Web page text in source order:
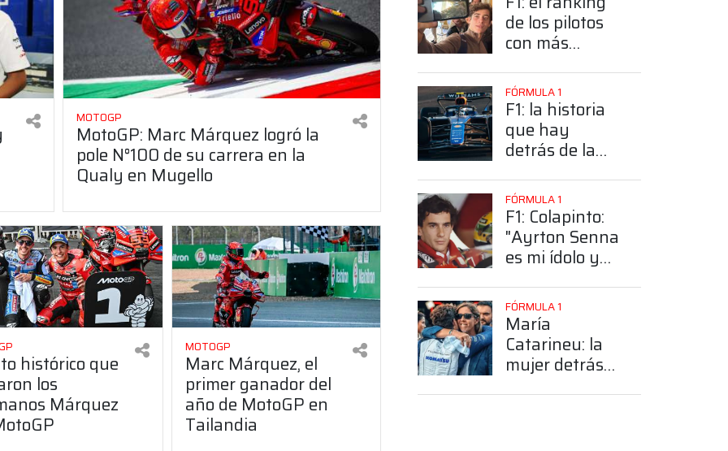
MOTOGP
MotoGP: Marc Márquez logró la
pole N°100 de su carrera en la
Qualy en Mugello
histórico que
los
Márquez
MOTOGP
Marc Márquez, el
primer ganador del
año de MotoGP en
Tailandia
de los pilotos
con más
sorprendente
posición de
Colapinto
FÓRMULA 1
F1: la historia
que hay
detrás de la
Colapinto del
número 43
FÓRMULA 1
F1: Colapinto:
"Ayrton Senna
es mi ídolo y
grande"
FÓRMULA 1
María
Catarineu: la
mujer detrás